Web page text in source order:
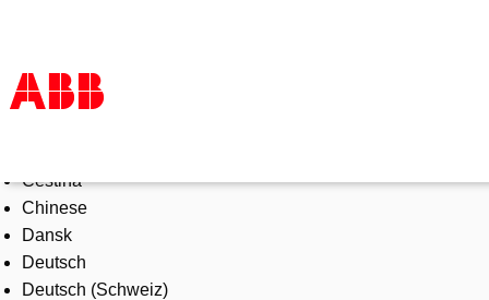
Products & Solutions
Industries
Services
About us
Where to buy
Čeština
Chinese
Dansk
Deutsch
Deutsch (Schweiz)